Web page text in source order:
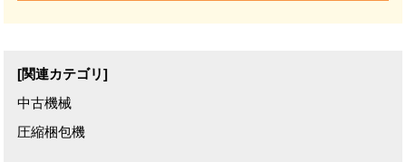
[関連カテゴリ]
中古機械
圧縮梱包機